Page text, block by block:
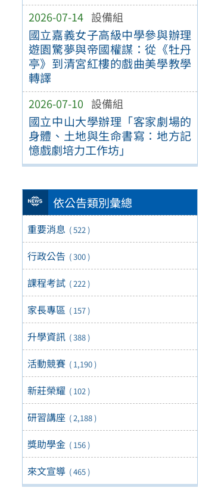
2026-07-14 設備組
國立嘉義女子高級中學參與辦理
遊園驚夢與帝國權謀：從《牡丹
亭》到清宮紅樓的戲曲美學教學
轉譯
2026-07-10 設備組
國立中山大學辦理「客家劇場的
身體、土地與生命書寫：地方記
憶戲劇培力工作坊」
依公告類別彙總
重要消息 ( 522 )
行政公告 ( 300 )
課程考試 ( 222 )
家長專區 ( 157 )
升學資訊 ( 388 )
活動競賽 ( 1,190 )
新莊榮耀 ( 102 )
研習講座 ( 2,188 )
獎助學金 ( 156 )
來文宣導 ( 465 )